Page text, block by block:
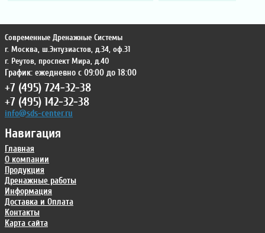
Навигация
Главная
О компании
Продукция
Дренажные работы
Информация
Доставка и Оплата
Контакты
Карта сайта
Современные Дренажные Системы
г. Москва, ш.Энтузиастов, д.34, оф.31
г. Реутов, проспект Мира, д.40
График: ежедневно с 09:00 до 18:00
+7 (495) 724-32-38
+7 (495) 142-32-38
info@sds-center.ru